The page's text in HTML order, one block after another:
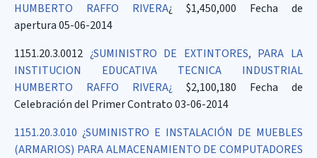
HUMBERTO RAFFO RIVERA¿ $1,450,000 Fecha de
apertura 05-06-2014
1151.20.3.0012 ¿SUMINISTRO DE EXTINTORES, PARA LA
INSTITUCION EDUCATIVA TECNICA INDUSTRIAL
HUMBERTO RAFFO RIVERA¿ $2,100,180 Fecha de
Celebración del Primer Contrato 03-06-2014
1151.20.3.010 ¿SUMINISTRO E INSTALACIÓN DE MUEBLES
(ARMARIOS) PARA ALMACENAMIENTO DE COMPUTADORES